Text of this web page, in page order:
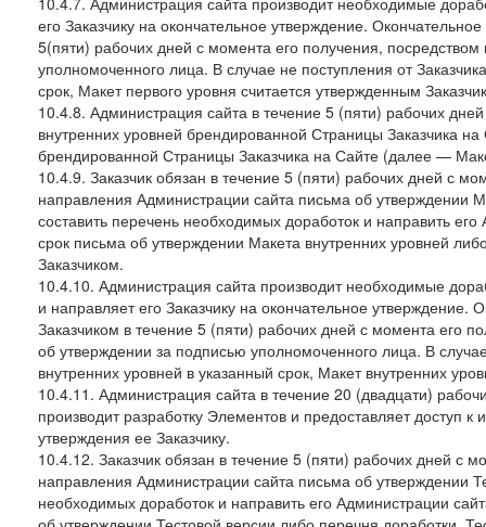
его Заказчику на окончательное утверждение.
5(пяти) рабочих дней с момента его получения,
уполномоченного лица. В случае не поступления от
срок, Макет первого уровня считается утвержденным
10.4.8. Администрация сайта в течение 5 (пяти) рабочих
внутренних уровней брендированной Страницы Заказчика
брендированной Страницы Заказчика на Сайте (далее —
10.4.9. Заказчик обязан в течение 5 (пяти) рабочих дней с
направления Администрации сайта письма об утверждении
составить перечень необходимых доработок и направить
срок письма об утверждении Макета внутренних уровней
Заказчиком.
10.4.10. Администрация сайта производит необходимые
и направляет его Заказчику на окончательное
Заказчиком в течение 5 (пяти) рабочих дней с момента его
об утверждении за подписью уполномоченного лица. В
внутренних уровней в указанный срок, Макет внутренних
10.4.11. Администрация сайта в течение 20 (двадцати)
производит разработку Элементов и предоставляет доступ
утверждения ее Заказчику.
10.4.12. Заказчик обязан в течение 5 (пяти) рабочих дней с
направления Администрации сайта письма об утверждении
необходимых доработок и направить его Администрации